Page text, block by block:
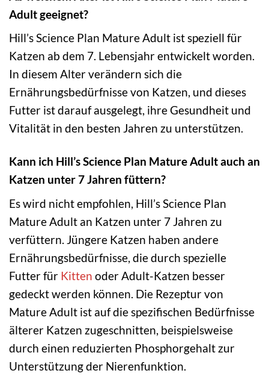
Adult geeignet?
Hill’s Science Plan Mature Adult ist speziell für
Katzen ab dem 7. Lebensjahr entwickelt worden.
In diesem Alter verändern sich die
Ernährungsbedürfnisse von Katzen, und dieses
Futter ist darauf ausgelegt, ihre Gesundheit und
Vitalität in den besten Jahren zu unterstützen.
Kann ich Hill’s Science Plan Mature Adult auch an
Katzen unter 7 Jahren füttern?
Es wird nicht empfohlen, Hill’s Science Plan
Mature Adult an Katzen unter 7 Jahren zu
verfüttern. Jüngere Katzen haben andere
Ernährungsbedürfnisse, die durch spezielle
Futter für Kitten oder Adult-Katzen besser
gedeckt werden können. Die Rezeptur von
Mature Adult ist auf die spezifischen Bedürfnisse
älterer Katzen zugeschnitten, beispielsweise
durch einen reduzierten Phosphorgehalt zur
Unterstützung der Nierenfunktion.